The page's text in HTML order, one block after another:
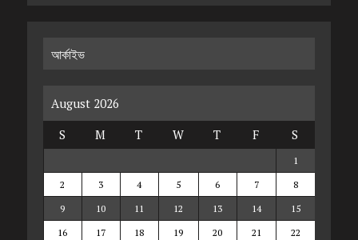
আর্কাইভ
August 2026
S
M T W T F S
1
2
3 4 5 6 7
8
9
10 11 12 13 14
15
16
17 18 19 20 21
22